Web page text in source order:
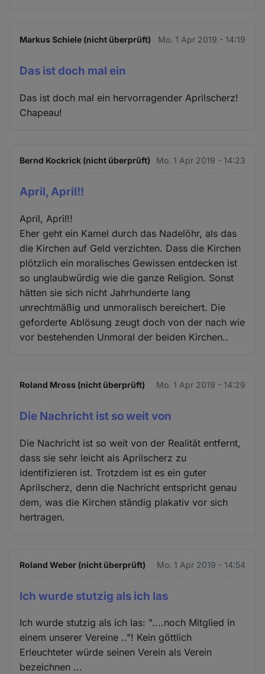
Markus Schiele (nicht überprüft) Mo. 1 Apr 2019 - 14:19
Das ist doch mal ein
Das ist doch mal ein hervorragender Aprilscherz!
Chapeau!
Bernd Kockrick (nicht überprüft) Mo. 1 Apr 2019 - 14:23
April, April!!
April, April!!
Eher geht ein Kamel durch das Nadelöhr, als das
die Kirchen auf Geld verzichten. Dass die Kirchen
plötzlich ein moralisches Gewissen entdecken ist
so unglaubwürdig wie die ganze Religion. Sonst
hätten sie sich nicht Jahrhunderte lang
unrechtmäßig und unmoralisch bereichert. Die
geforderte Ablösung zeugt doch von der nach wie
vor bestehenden Unmoral der beiden Kirchen..
Roland Mross (nicht überprüft) Mo. 1 Apr 2019 - 14:29
Die Nachricht ist so weit von
Die Nachricht ist so weit von der Realität entfernt,
dass sie sehr leicht als Aprilscherz zu
identifizieren ist. Trotzdem ist es ein guter
Aprilscherz, denn die Nachricht entspricht genau
dem, was die Kirchen ständig plakativ vor sich
hertragen.
Roland Weber (nicht überprüft) Mo. 1 Apr 2019 - 14:54
Ich wurde stutzig als ich las
Ich wurde stutzig als ich las: "....noch Mitglied in
einem unserer Vereine .."! Kein göttlich
Erleuchteter würde seinen Verein als Verein
bezeichnen ...